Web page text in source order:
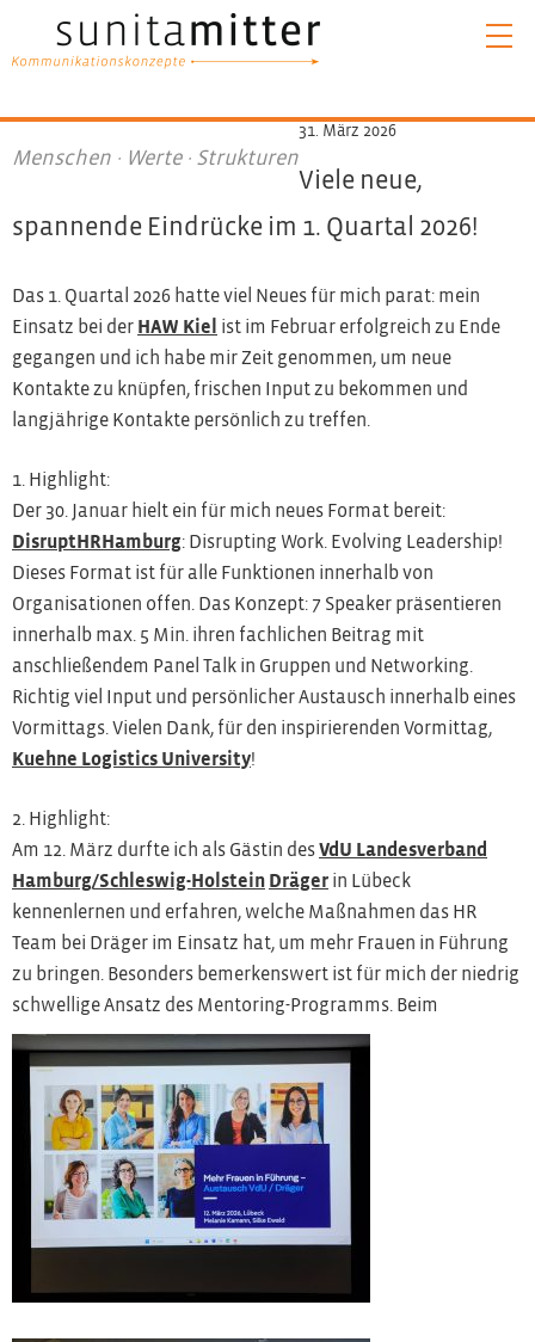
Menschen · Werte · Strukturen
31. März 2026
Viele neue,
spannende Eindrücke im 1. Quartal 2026!
Das 1. Quartal 2026 hatte viel Neues für mich parat: mein
Einsatz bei der HAW Kiel
ist im Februar erfolgreich zu Ende
gegangen und ich habe mir Zeit genommen, um neue
Kontakte zu knüpfen, frischen Input zu bekommen und
langjährige Kontakte persönlich zu treffen.
1. Highlight:
Der 30. Januar hielt ein für mich neues Format bereit:
DisruptHRHamburg: Disrupting Work. Evolving Leadership!
Dieses Format ist für alle Funktionen innerhalb von
Organisationen offen. Das Konzept: 7 Speaker präsentieren
innerhalb max. 5 Min. ihren fachlichen Beitrag mit
anschließendem Panel Talk in Gruppen und Networking.
Richtig viel Input und persönlicher Austausch innerhalb eines
Vormittags. Vielen Dank, für den inspirierenden Vormittag,
Kuehne Logistics University!
2. Highlight:
Am 12. März durfte ich als Gästin des VdU Landesverband
Hamburg/Schleswig-Holstein Dräger in Lübeck
kennenlernen und erfahren, welche Maßnahmen das HR
Team bei Dräger im Einsatz hat, um mehr Frauen in Führung
zu bringen. Besonders bemerkenswert ist für mich der niedrig
schwellige Ansatz des Mentoring-Programms. Beim